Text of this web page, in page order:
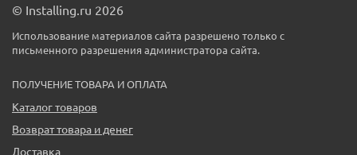
© Installing.ru 2026
Использование материалов сайта разрешено только с
письменного разрешения администратора сайта.
ПОЛУЧЕНИЕ ТОВАРА И ОПЛАТА
Каталог товаров
Возврат товара и денег
Доставка